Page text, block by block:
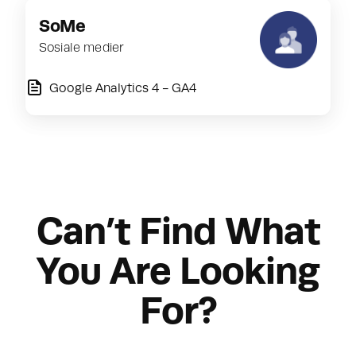
SoMe
Sosiale medier
Google Analytics 4 - GA4
Can’t Find What
You Are Looking
For?